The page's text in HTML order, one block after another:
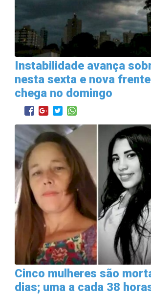
Instabilidade avança
nesta sexta e nova
chega no domingo
Cinco mulheres são
dias; uma a cada 38